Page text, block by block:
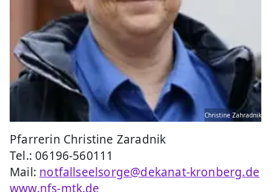
Christine Zahradnik
Pfarrerin Christine Zaradnik
Tel.: 06196-560111
Mail: notfallseelsorge@dekanat-kronberg.de
www.nfs-mtk.de